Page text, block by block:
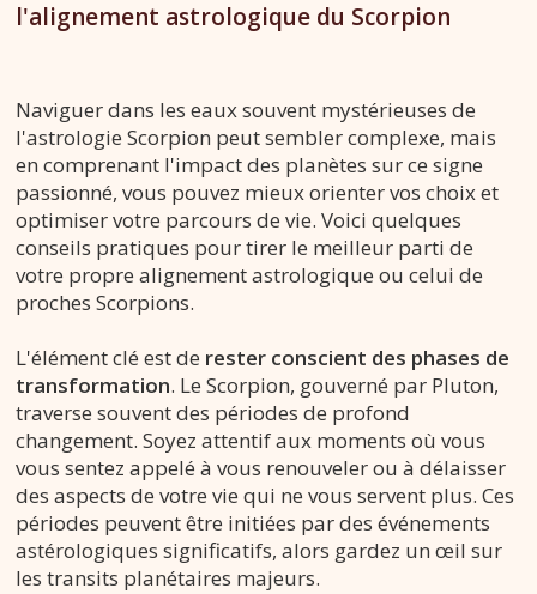
l'alignement astrologique du Scorpion
Naviguer dans les eaux souvent mystérieuses de
l'astrologie Scorpion peut sembler complexe, mais
en comprenant l'impact des planètes sur ce signe
passionné, vous pouvez mieux orienter vos choix et
optimiser votre parcours de vie. Voici quelques
conseils pratiques pour tirer le meilleur parti de
votre propre alignement astrologique ou celui de
proches Scorpions.
L'élément clé est de rester conscient des phases de
transformation. Le Scorpion, gouverné par Pluton,
traverse souvent des périodes de profond
changement. Soyez attentif aux moments où vous
vous sentez appelé à vous renouveler ou à délaisser
des aspects de votre vie qui ne vous servent plus. Ces
périodes peuvent être initiées par des événements
astérologiques significatifs, alors gardez un œil sur
les transits planétaires majeurs.